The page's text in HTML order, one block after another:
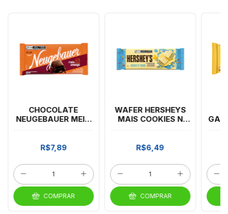
CHOCOLATE
NEUGEBAUER MEIO
R$7,89
COMPRAR
WAFER HERSHEYS
MAIS COOKIES N
R$6,49
COMPRAR